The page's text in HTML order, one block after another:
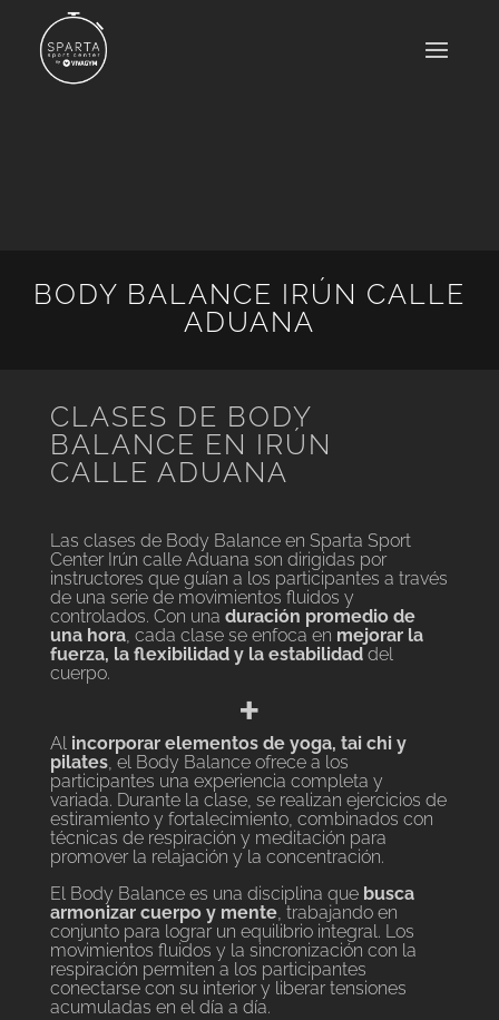
BODY BALANCE IRÚN CALLE
ADUANA
CLASES DE BODY
BALANCE EN IRÚN
CALLE ADUANA
Las clases de Body Balance en Sparta Sport
Center Irún calle Aduana son dirigidas por
instructores que guían a los participantes a través
de una serie de movimientos fluidos y
controlados. Con una duración promedio de
una hora, cada clase se enfoca en mejorar la
fuerza, la flexibilidad y la estabilidaddel
cuerpo.
+
Al incorporar elementos de yoga, tai chi y
pilates, el Body Balance ofrece a los
participantes una experiencia completa y
variada. Durante la clase, se realizan ejercicios de
estiramiento y fortalecimiento, combinados con
técnicas de respiración y meditación para
promover la relajación y la concentración.
El Body Balance es una disciplina que busca
armonizar cuerpo y mente, trabajando en
conjunto para lograr un equilibrio integral. Los
movimientos fluidos y la sincronización con la
respiración permiten a los participantes
conectarse con su interior y liberar tensiones
acumuladas en el día a día.